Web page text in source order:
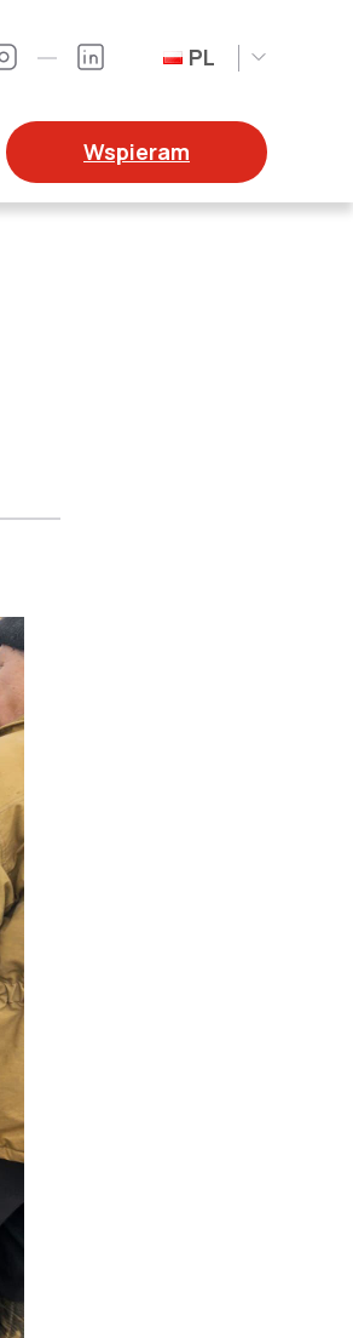
InstagramLinkedIn PL
Wspieram